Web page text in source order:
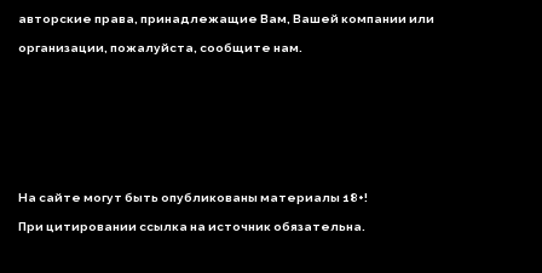
авторские права, принадлежащие Вам, Вашей компании или
организации, пожалуйста, сообщите нам.
На сайте могут быть опубликованы материалы 18+!
При цитировании ссылка на источник обязательна.